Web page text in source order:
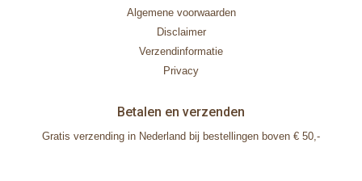
Algemene voorwaarden
Disclaimer
Verzendinformatie
Privacy
Betalen en verzenden
Gratis verzending in Nederland bij bestellingen boven € 50,-